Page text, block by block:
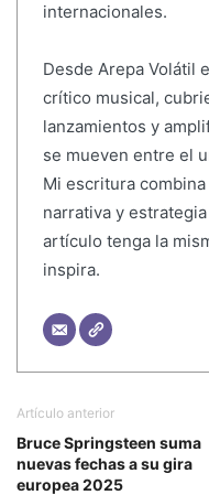
internacionales.
Desde Arepa Volátil
crítico musical,
lanzamientos y
se mueven entre el
Mi escritura
narrativa y
artículo tenga la
inspira.
Artículo anterior
Bruce Springsteen suma
nuevas fechas a su gira
europea 2025